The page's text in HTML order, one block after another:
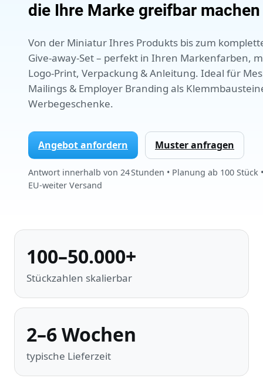
die Ihre Marke greifbar machen
Von der Miniatur Ihres Produkts bis zum
Give‑away‑Set – perfekt in Ihren Markenfarben,
Logo‑Print, Verpackung & Anleitung. Ideal für
Mailings & Employer Branding als
Werbegeschenke.
Angebot anfordern Muster anfragen
Antwort innerhalb von 24 Stunden • Planung ab 100 Stück •
EU‑weiter Versand
Leistungsdaten
100–50.000+
Stückzahlen skalierbar
2–6 Wochen
typische Lieferzeit